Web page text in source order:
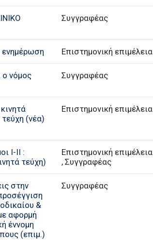
Συγγραφέας
ενημέρωση Επιστημονική επιμέλεια
ο νόμος
Συγγραφέας
(νέα)
Επιστημονική επιμέλεια
Ι-ΙΙ :
τεύχη)
Επιστημονική επιμέλεια
, Συγγραφέας
στην
&
αφορμή
έννομη
(επιμ.)
Συγγραφέας